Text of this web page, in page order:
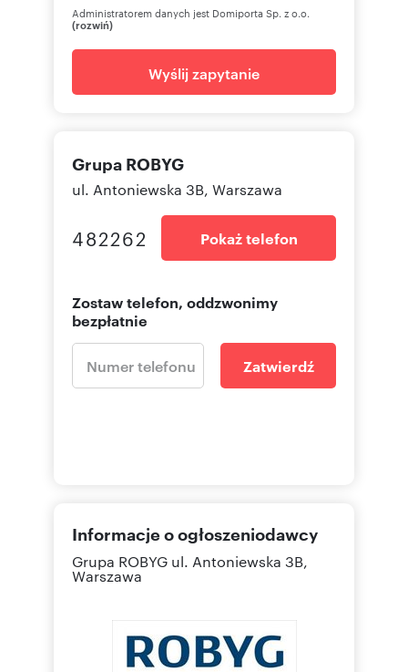
Administratorem danych jest Domiporta Sp. z o.o.
(rozwiń)
Wyślij zapytanie
Grupa ROBYG
ul. Antoniewska 3B, Warszawa
482262 Pokaż telefon
Zostaw telefon, oddzwonimy
bezpłatnie
Zatwierdź
Informacje o ogłoszeniodawcy
Grupa ROBYG ul. Antoniewska 3B,
Warszawa